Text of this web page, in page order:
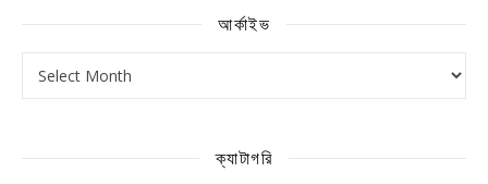
আর্কাইভ
ক্যাটাগরি